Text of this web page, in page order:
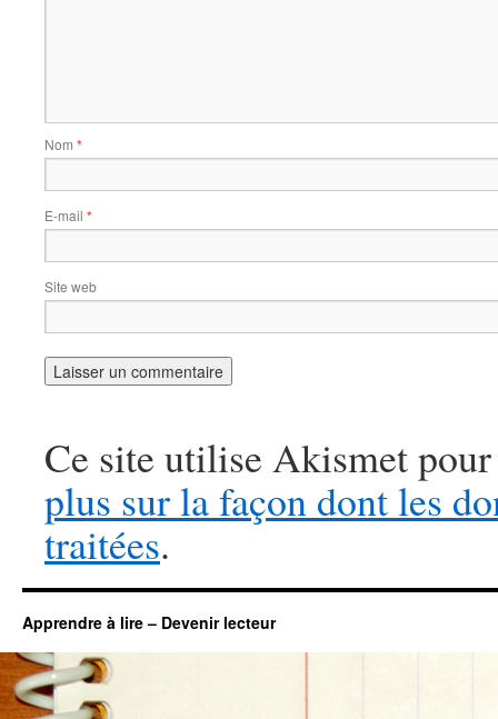
Nom *
E-mail *
Site web
Ce site utilise Akismet
plus sur la façon dont les
traitées.
Apprendre à lire – Devenir lecteur